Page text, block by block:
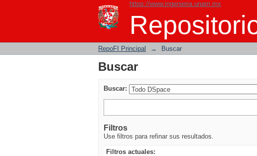
https://www.ingenieria.unam.mx
Buscar
RepoFI Principal → Buscar
Buscar
Buscar:
Filtros
Use filtros para refinar sus resultados.
Filtros actuales: